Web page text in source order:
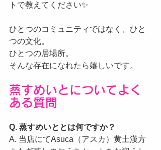
トで教えてください✨
ひとつのコミュニティではなく、ひと
つの文化。
ひとつの居場所。
そんな存在になれたら嬉しいです。
蒸すめいとについてよく
ある質問
Q. 蒸すめいととは何ですか？
A. 当店にてAsuca（アスカ）黄土漢方